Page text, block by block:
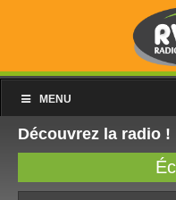
MENU
Découvrez la radio !